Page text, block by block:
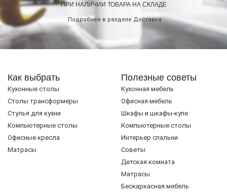
ПРИ НАЛИЧИИ ТОВАРА НА СКЛАДЕ
Подробнее в разделе Доставка
Как выбрать
Кухонные столы
Cтолы трансформеры
Стулья для кухни
Компьютерные столы
Офисные кресла
Матрасы
Полезные советы
Кухонная мебель
Офисная мебель
Шкафы и шкафы-купе
Компьютерные столы
Интерьер спальни
Советы
Детская комната
Матрасы
Бескаркасная мебель